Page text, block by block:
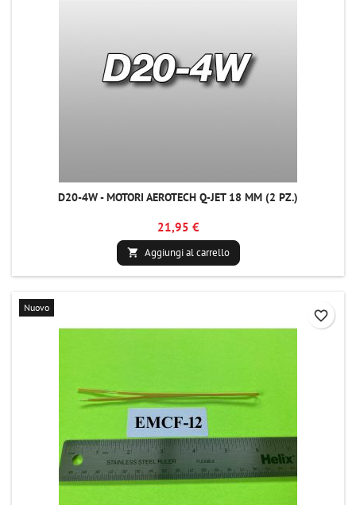
D20-4W - MOTORI AEROTECH Q-JET 18 MM (2 PZ.)
21,95 €
 Aggiungi al carrello
Nuovo
favorite_border